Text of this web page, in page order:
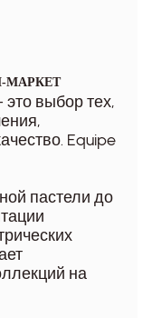
МАРКЕТ
это выбор тех,
Equipe
пастели до
на